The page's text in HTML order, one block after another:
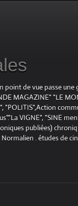
point de vue passe
MAGAZINE" "LE
"POLITIS",Action
VIGNE", "SINE
publiées)
. études de